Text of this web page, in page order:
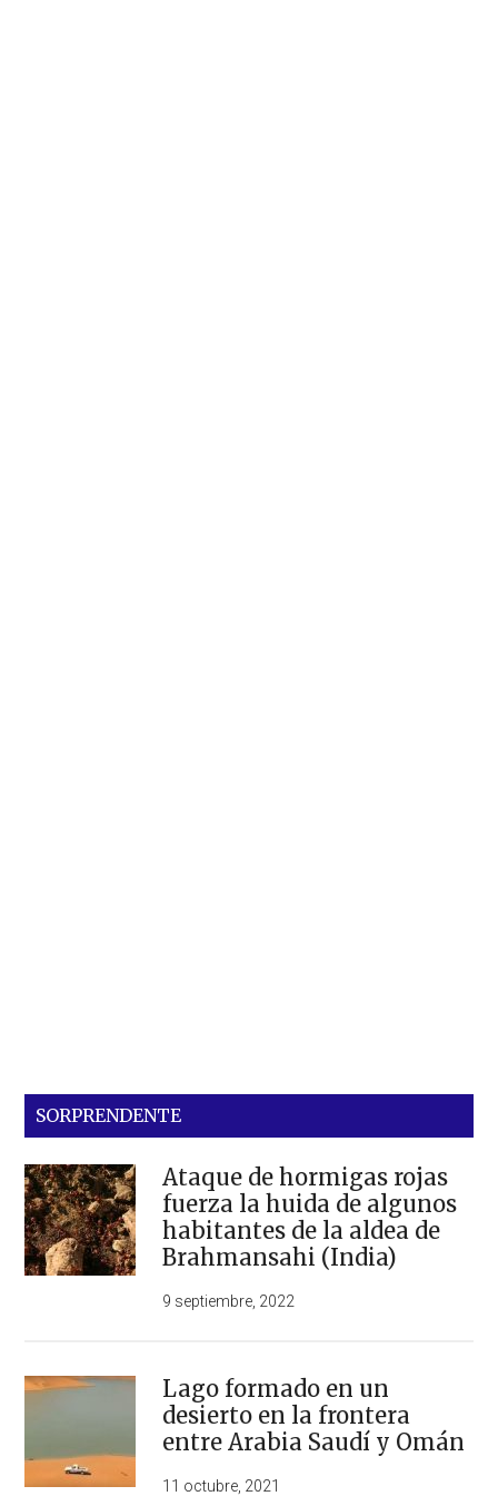
SORPRENDENTE
Ataque de hormigas rojas
fuerza la huida de algunos
habitantes de la aldea de
Brahmansahi (India)
9 septiembre, 2022
Lago formado en un
desierto en la frontera
entre Arabia Saudí y Omán
11 octubre, 2021